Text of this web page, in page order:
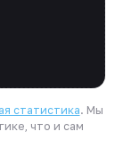
статистика. Мы
что и сам